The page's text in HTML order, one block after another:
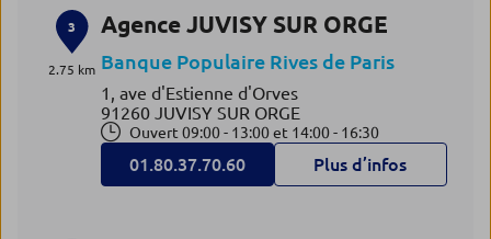
3
2.75 km
Agence JUVISY SUR ORGE
Banque Populaire Rives de Paris
1, ave d'Estienne d'Orves
91260 JUVISY SUR ORGE
Ouvert 09:00 - 13:00 et 14:00 - 16:30
01.80.37.70.60 Plus d’infos